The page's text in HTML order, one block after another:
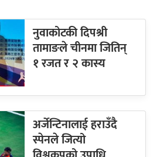
नुवाकोटकी दिपश्री
तामाङले चीनमा जितिन्
१ रजत र २ कास्य
अर्जेन्टिनालाई हराउँदै
स्पेनले जित्यो